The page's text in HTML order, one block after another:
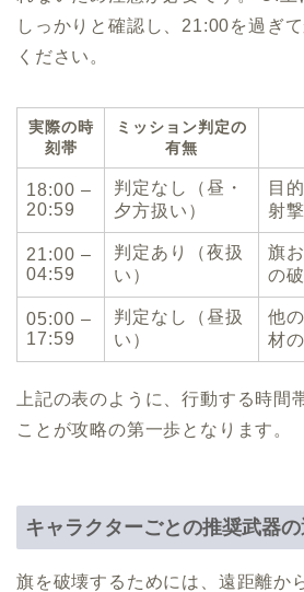
しっかりと確認し、21:00を過ぎ
ください。
実際の時
刻帯
ミッション判定の
有無
18:00 –
20:59
判定なし（昼・
夕方扱い）
目
射
21:00 –
04:59
判定あり（夜扱
い）
旗
の
05:00 –
17:59
判定なし（昼扱
い）
他
材
上記の表のように、行動する時間
ことが攻略の第一歩となります。
キャラクターごとの推奨武器
旗を破壊するためには、遠距離か